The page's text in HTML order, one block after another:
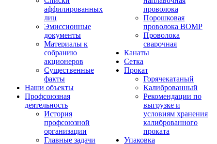
аффилированных
лиц
Эмиссионные
документы
Материалы к
собранию
акционеров
Существенные
факты
Наши объекты
Профсоюзная
деятельность
История
профсоюзной
организации
Главные задачи
проволока
Порошковая
проволока ВОМР
Проволока
сварочная
Канаты
Сетка
Прокат
Горячекатаный
Калиброванный
Рекомендации по
выгрузке и
условиям хранения
калиброванного
проката
Упаковка